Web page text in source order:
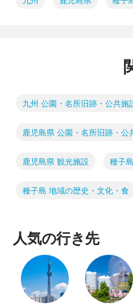
九州 公園・名所旧跡・公共施
鹿児島県 公園・名所旧跡・公
鹿児島県 観光施設 種子
種子島 地域の歴史・文化・食
人気の行き先